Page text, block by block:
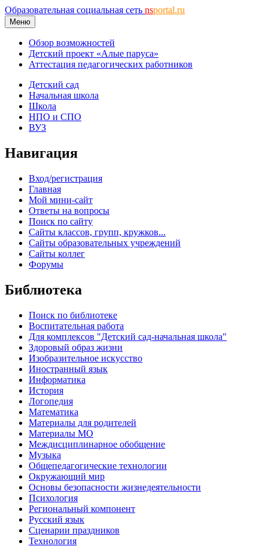
Образовательная социальная сеть nsportal.ru
Меню
Обзор возможностей
Детский проект «Алые паруса»
Аттестация педагогических работников
Детский сад
Начальная школа
Школа
НПО и СПО
ВУЗ
Навигация
Вход/регистрация
Главная
Мой мини-сайт
Ответы на вопросы
Поиск по сайту
Сайты классов, групп, кружков...
Сайты образовательных учреждений
Сайты коллег
Форумы
Библиотека
Поиск по библиотеке
Воспитательная работа
Для комплексов "Детский сад-начальная школа"
Здоровый образ жизни
Изобразительное искусство
Иностранный язык
Информатика
История
Логопедия
Математика
Материалы для родителей
Материалы МО
Междисциплинарное обобщение
Музыка
Общепедагогические технологии
Окружающий мир
Основы безопасности жизнедеятельности
Психология
Региональный компонент
Русский язык
Сценарии праздников
Технология